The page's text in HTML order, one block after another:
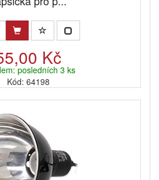
Kč
posledních 3 ks
Kód: 64198